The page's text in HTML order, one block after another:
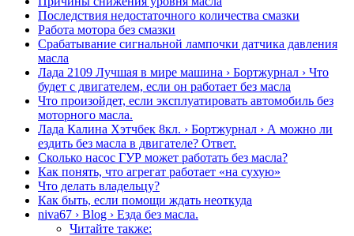
Последствия недостаточного количества смазки
Работа мотора без смазки
Срабатывание сигнальной лампочки датчика давления
масла
Лада 2109 Лучшая в мире машина › Бортжурнал › Что
будет с двигателем, если он работает без масла
Что произойдет, если эксплуатировать автомобиль без
моторного масла.
Лада Калина Хэтчбек 8кл. › Бортжурнал › А можно ли
ездить без масла в двигателе? Ответ.
Сколько насос ГУР может работать без масла?
Как понять, что агрегат работает «на сухую»
Что делать владельцу?
Как быть, если помощи ждать неоткуда
niva67 › Blog › Езда без масла.
Читайте также: